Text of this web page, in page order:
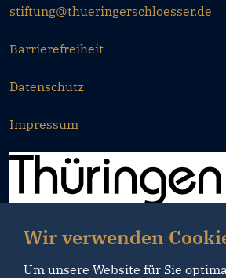
stiftung@thueringerschloesser.de
Barrierefreiheit
Datenschutz
Impressum
Wir verwenden
Um unsere Website für Sie